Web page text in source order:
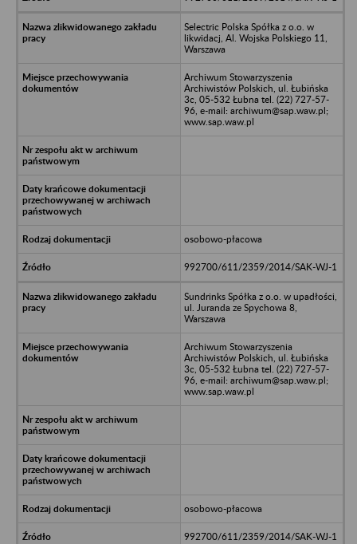
Selectric Polska Spółka z o.o. w
likwidacj, Al. Wojska Polskiego 11,
Warszawa
Archiwum Stowarzyszenia
Archiwistów Polskich, ul. Łubińska
3c, 05-532 Łubna tel. (22) 727-57-
96, e-mail: archiwum@sap.waw.pl;
www.sap.waw.pl
osobowo-płacowa
992700/611/2359/2014/SAK-WJ-1
Sundrinks Spółka z o.o. w upadłości,
ul. Juranda ze Spychowa 8,
Warszawa
Archiwum Stowarzyszenia
Archiwistów Polskich, ul. Łubińska
3c, 05-532 Łubna tel. (22) 727-57-
96, e-mail: archiwum@sap.waw.pl;
www.sap.waw.pl
osobowo-płacowa
992700/611/2359/2014/SAK-WJ-1